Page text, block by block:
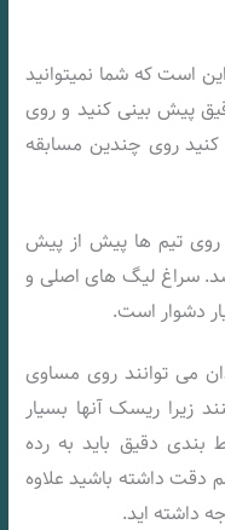
این است که شما نمیتوانید
پیش بینی کنید و روی
روی چندین مسابقه
روی تیم ها پیش از پیش
سراغ لیگ های اصلی و
دشوار است.
می توانند روی مساوی
ریسک آنها بسیار
بندی دقیق باید به رده
داشته باشید علاوه
داشته اید.